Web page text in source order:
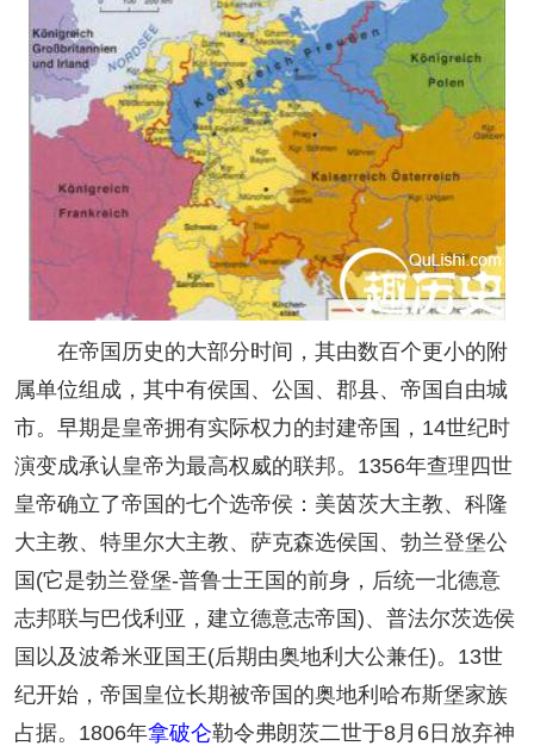
在帝国历史的大部分时间，其由数百个更小的附
属单位组成，其中有侯国、公国、郡县、帝国自由城
市。早期是皇帝拥有实际权力的封建帝国，14世纪时
演变成承认皇帝为最高权威的联邦。1356年查理四世
皇帝确立了帝国的七个选帝侯：美茵茨大主教、科隆
大主教、特里尔大主教、萨克森选侯国、勃兰登堡公
国(它是勃兰登堡-普鲁士王国的前身，后统一北德意
志邦联与巴伐利亚，建立德意志帝国)、普法尔茨选侯
国以及波希米亚国王(后期由奥地利大公兼任)。13世
纪开始，帝国皇位长期被帝国的奥地利哈布斯堡家族
占据。1806年拿破仑勒令弗朗茨二世于8月6日放弃神